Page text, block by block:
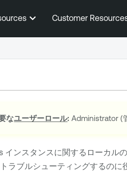
ンツに移動するCustomer
なユーザーロール: Administrator (
インスタンスに関するローカル
ラブルシューティングするのに